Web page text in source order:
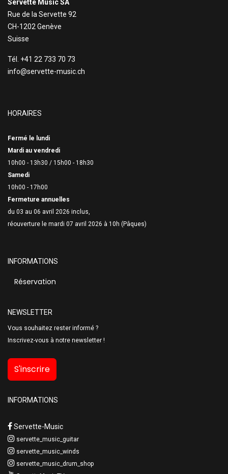
Servette Music SA
Rue de la Servette 92
CH-1202 Genève
Suisse
Tél. +41 22 733 70 73
info@servette-music.ch
HORAIRES
Fermé le lundi
Mardi au vendredi
10h00 - 13h30 / 15h00 - 18h30
Samedi
10h00 - 17h00
Fermeture annuelles
du 03 au 06 avril 2026 inclus,
réouverture le mardi 07 avril 2026 à 10h (Pâques)
INFORMATIONS
Réservation
NEWSLETTER
Vous souhaitez rester informé ?
Inscrivez-vous à notre newsletter !
S'inscrire
INFORMATIONS
Servette-Music
servette_music_guitar
servette_music_winds
servette_music_drum_shop